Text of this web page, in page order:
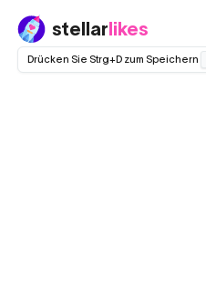
stellarlikes
Drücken Sie Strg+D zum Speichern